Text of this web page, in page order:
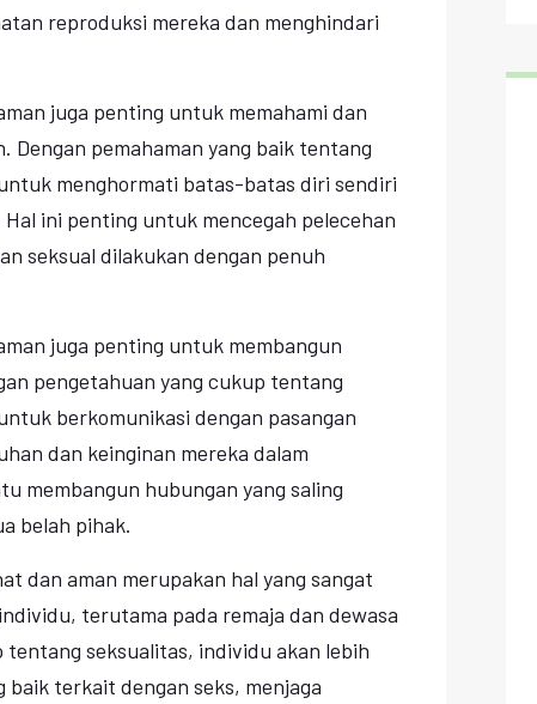
reproduksi mereka dan menghindari
juga penting untuk memahami dan
pemahaman yang baik tentang
menghormati batas-batas diri sendiri
ini penting untuk mencegah pelecehan
seksual dilakukan dengan penuh
juga penting untuk membangun
pengetahuan yang cukup tentang
berkomunikasi dengan pasangan
dan keinginan mereka dalam
membangun hubungan yang saling
belah pihak.
dan aman merupakan hal yang sangat
terutama pada remaja dan dewasa
seksualitas, individu akan lebih
terkait dengan seks, menjaga